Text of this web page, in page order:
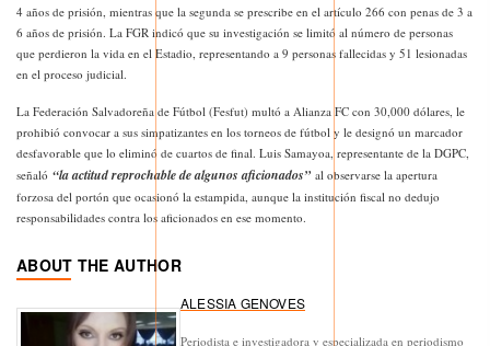
4 años de prisión, mientras que la segunda se prescribe en el artículo 266 con penas de 3 a
6 años de prisión. La FGR indicó que su investigación se limitó al número de personas
que perdieron la vida en el Estadio, representando a 9 personas fallecidas y 51 lesionadas
en el proceso judicial.
La Federación Salvadoreña de Fútbol (Fesfut) multó a Alianza FC con 30,000 dólares, le
prohibió convocar a sus simpatizantes en los torneos de fútbol y le designó un marcador
desfavorable que lo eliminó de cuartos de final. Luis Samayoa, representante de la DGPC,
señaló “la actitud reprochable de algunos aficionados” al observarse la apertura
forzosa del portón que ocasionó la estampida, aunque la institución fiscal no dedujo
responsabilidades contra los aficionados en ese momento.
ABOUT THE AUTHOR
ALESSIA GENOVES
Periodista e investigadora y especializada en periodismo